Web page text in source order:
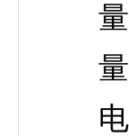
量程
量程
电流